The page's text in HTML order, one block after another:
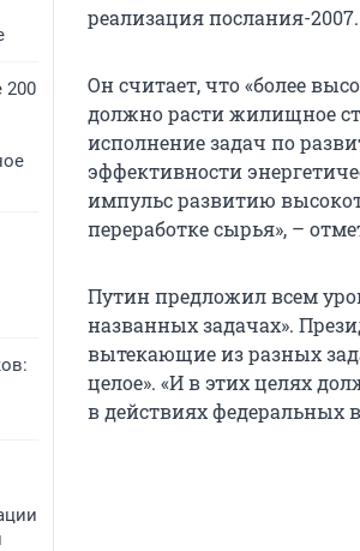
200
реализация послания-2007.
Он считает, что «более
должно расти жилищное
исполнение задач по
эффективности
импульс развитию
переработке сырья», –
Путин предложил всем
названных задачах».
вытекающие из разных
целое». «И в этих целях
в действиях федеральных